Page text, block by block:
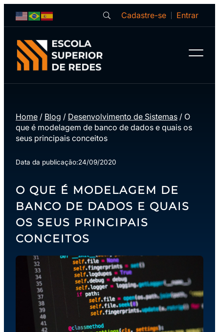
Cadastre-se Entrar
Home / Blog / Desenvolvimento de Sistemas / O
que é modelagem de banco de dados e quais os
seus principais conceitos
Data da publicação:24/09/2020
O QUE É MODELAGEM DE
BANCO DE DADOS E QUAIS
OS SEUS PRINCIPAIS
CONCEITOS